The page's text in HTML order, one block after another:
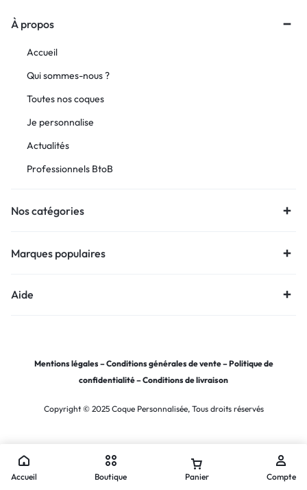
À propos
Accueil
Qui sommes-nous ?
Toutes nos coques
Je personnalise
Actualités
Professionnels BtoB
Nos catégories
Marques populaires
Aide
Mentions légales –Conditions générales de vente–Politique de
confidentialité–Conditions de livraison
Copyright © 2025 Coque Personnalisée, Tous droits réservés
Accueil Boutique Panier Compte